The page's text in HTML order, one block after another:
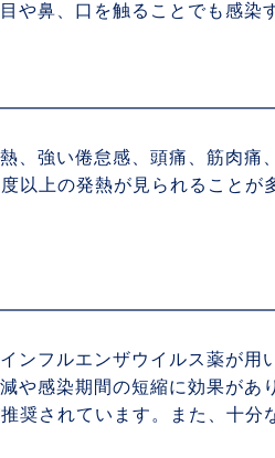
や鼻、口を触ることでも感染
、強い倦怠感、頭痛、筋肉痛
以上の発熱が見られることが
ンフルエンザウイルス薬が用
や感染期間の短縮に効果があ
奨されています。また、十分